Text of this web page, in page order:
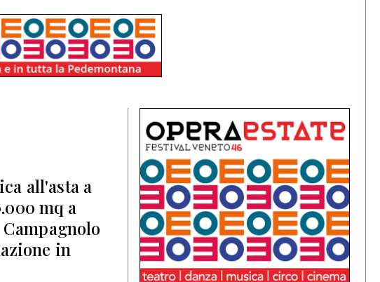
all'asta a
mq a
in